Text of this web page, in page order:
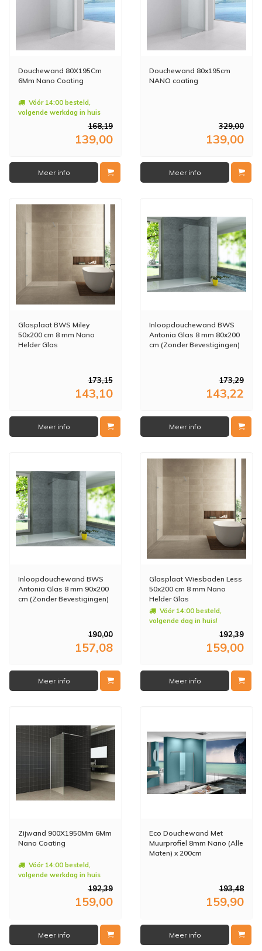
Douchewand 80X195Cm
6Mm Nano Coating
Vóór 14:00 besteld,
volgende werkdag in huis
168,19
139,00
Meer info
Douchewand 80x195cm
NANO coating
329,00
139,00
Meer info
Glasplaat BWS Miley
50x200 cm 8 mm Nano
Helder Glas
173,15
143,10
Meer info
Inloopdouchewand BWS
Antonia Glas 8 mm 80x200
cm (Zonder Bevestigingen)
173,29
143,22
Meer info
Inloopdouchewand BWS
Antonia Glas 8 mm 90x200
cm (Zonder Bevestigingen)
190,00
157,08
Meer info
Glasplaat Wiesbaden Less
50x200 cm 8 mm Nano
Helder Glas
Vóór 14:00 besteld,
volgende dag in huis!
192,39
159,00
Meer info
Zijwand 900X1950Mm 6Mm
Nano Coating
Vóór 14:00 besteld,
volgende werkdag in huis
192,39
159,00
Meer info
Eco Douchewand Met
Muurprofiel 8mm Nano (Alle
Maten) x 200cm
193,48
159,90
Meer info